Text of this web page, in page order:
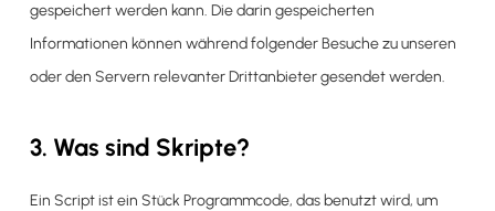
gespeichert werden kann. Die darin gespeicherten
Informationen können während folgender Besuche zu unseren
oder den Servern relevanter Drittanbieter gesendet werden.
3. Was sind Skripte?
Ein Script ist ein Stück Programmcode, das benutzt wird, um